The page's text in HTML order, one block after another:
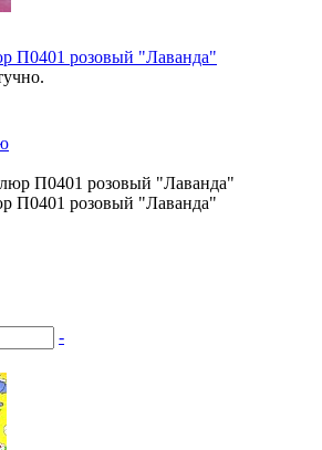
П0401 розовый "Лаванда"
П0401 розовый "Лаванда"
-